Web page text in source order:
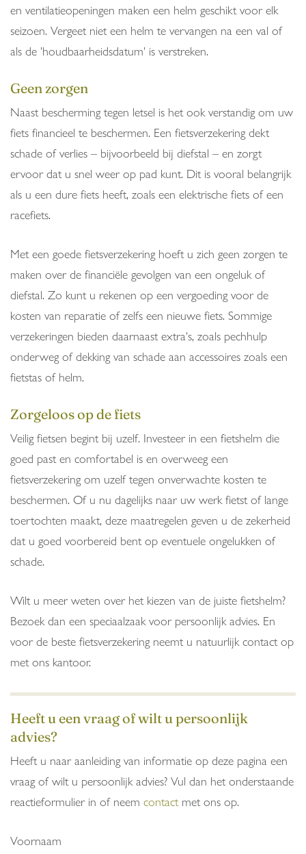
en ventilatieopeningen maken een helm geschikt voor elk
seizoen. Vergeet niet een helm te vervangen na een val of
als de 'houdbaarheidsdatum' is verstreken.
Geen zorgen
Naast bescherming tegen letsel is het ook verstandig om uw
fiets financieel te beschermen. Een fietsverzekering dekt
schade of verlies – bijvoorbeeld bij diefstal – en zorgt
ervoor dat u snel weer op pad kunt. Dit is vooral belangrijk
als u een dure fiets heeft, zoals een elektrische fiets of een
racefiets.
Met een goede fietsverzekering hoeft u zich geen zorgen te
maken over de financiële gevolgen van een ongeluk of
diefstal. Zo kunt u rekenen op een vergoeding voor de
kosten van reparatie of zelfs een nieuwe fiets. Sommige
verzekeringen bieden daarnaast extra's, zoals pechhulp
onderweg of dekking van schade aan accessoires zoals een
fietstas of helm.
Zorgeloos op de fiets
Veilig fietsen begint bij uzelf. Investeer in een fietshelm die
goed past en comfortabel is en overweeg een
fietsverzekering om uzelf tegen onverwachte kosten te
beschermen. Of u nu dagelijks naar uw werk fietst of lange
toertochten maakt, deze maatregelen geven u de zekerheid
dat u goed voorbereid bent op eventuele ongelukken of
schade.
Wilt u meer weten over het kiezen van de juiste fietshelm?
Bezoek dan een speciaalzaak voor persoonlijk advies. En
voor de beste fietsverzekering neemt u natuurlijk contact op
met ons kantoor.
Heeft u een vraag of wilt u persoonlijk
advies?
Heeft u naar aanleiding van informatie op deze pagina een
vraag of wilt u persoonlijk advies? Vul dan het onderstaande
reactieformulier in of neem contactmet ons op.
Voornaam